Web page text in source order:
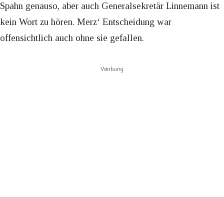
Spahn genauso, aber auch Generalsekretär Linnemann ist
kein Wort zu hören. Merz‘ Entscheidung war
offensichtlich auch ohne sie gefallen.
Werbung